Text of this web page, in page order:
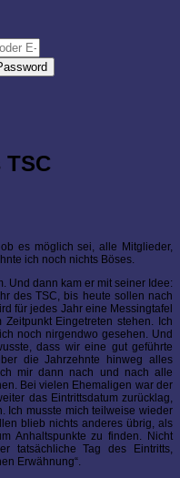
TSC
es möglich sei, alle Mitglieder,
ich noch nichts Böses.
Und dann kam er mit seiner Idee:
des TSC, bis heute sollen nach
für jedes Jahr eine Messingtafel
Eingetreten stehen. Ich
noch nirgendwo gesehen. Und
dass wir eine gut geführte
die Jahrzehnte hinweg alles
mir dann nach und nach alle
Bei vielen Ehemaligen war der
das Eintrittsdatum zurücklag,
Ich musste mich teilweise wieder
blieb nichts anderes übrig, als
Anhaltspunkte zu finden. Nicht
tatsächliche Tag des Eintritts,
Erwähnung“.